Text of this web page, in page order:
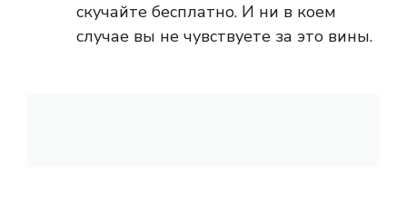
скучайте бесплатно. И ни в коем
случае вы не чувствуете за это вины.